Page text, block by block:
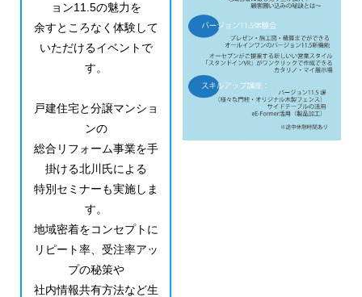
ョン11.5の魅力を
余すところなく体験して
いただけるイベントで
す。
戸建住宅と分譲マンショ
ンの
総合リフォーム事業を手
掛ける北川氏による
特別セミナーも実施しま
す。
地域密着をコンセプトに
リピート率、受注率アッ
プの秘策や
社内情報共有方法など生